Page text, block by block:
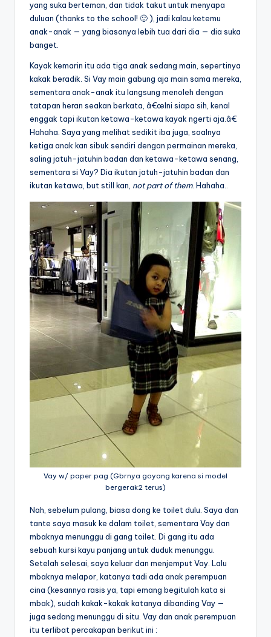
yang suka berteman, dan tidak takut untuk menyapa
duluan (thanks to the school! 🙂 ), jadi kalau ketemu
anak-anak — yang biasanya lebih tua dari dia — dia suka
banget.
Kayak kemarin itu ada tiga anak sedang main, sepertinya
kakak beradik. Si Vay main gabung aja main sama mereka,
sementara anak-anak itu langsung menoleh dengan
tatapan heran seakan berkata, â€œIni siapa sih, kenal
enggak tapi ikutan ketawa-ketawa kayak ngerti aja.â€
Hahaha. Saya yang melihat sedikit iba juga, soalnya
ketiga anak kan sibuk sendiri dengan permainan mereka,
saling jatuh-jatuhin badan dan ketawa-ketawa senang,
sementara si Vay? Dia ikutan jatuh-jatuhin badan dan
ikutan ketawa, but still kan, not part of them. Hahaha..
Vay w/ paper pag (Gbrnya goyang karena si model
bergerak2 terus)
Nah, sebelum pulang, biasa dong ke toilet dulu. Saya dan
tante saya masuk ke dalam toilet, sementara Vay dan
mbaknya menunggu di gang toilet. Di gang itu ada
sebuah kursi kayu panjang untuk duduk menunggu.
Setelah selesai, saya keluar dan menjemput Vay. Lalu
mbaknya melapor, katanya tadi ada anak perempuan
cina (kesannya rasis ya, tapi emang begitulah kata si
mbak), sudah kakak-kakak katanya dibanding Vay —
juga sedang menunggu di situ. Vay dan anak perempuan
itu terlibat percakapan berikut ini :